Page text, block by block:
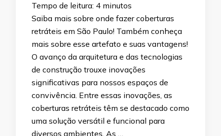
Tempo de leitura: 4 minutos
Saiba mais sobre onde fazer coberturas
retráteis em São Paulo! Também conheça
mais sobre esse artefato e suas vantagens!
O avanço da arquitetura e das tecnologias
de construção trouxe inovações
significativas para nossos espaços de
convivência. Entre essas inovações, as
coberturas retráteis têm se destacado como
uma solução versátil e funcional para
diversos ambientes. As …